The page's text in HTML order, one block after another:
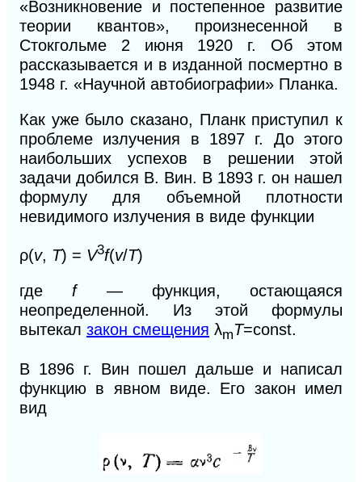
«Возникновение и постепенное развитие
теории квантов», произнесенной в
Стокгольме 2 июня 1920 г. Об этом
рассказывается и в изданной посмертно в
1948 г. «Научной автобиографии» Планка.
Как уже было сказано, Планк приступил к
проблеме излучения в 1897 г. До этого
наибольших успехов в решении этой
задачи добился В. Вин. В 1893 г. он нашел
формулу для объемной плотности
невидимого излучения в виде функции
ρ(v, Т) = V3f(v/T)
где f — функция, остающаяся
неопределенной. Из этой формулы
вытекал закон смещения λmТ=const.
В 1896 г. Вин пошел дальше и написал
функцию в явном виде. Его закон имел
вид